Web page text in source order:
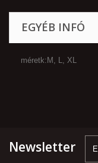
EGYÉB INFÓ
méretk:M, L, XL
Newsletter